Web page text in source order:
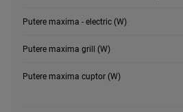
Putere maxima - electric (W)
Putere maxima grill (W)
Putere maxima cuptor (W)